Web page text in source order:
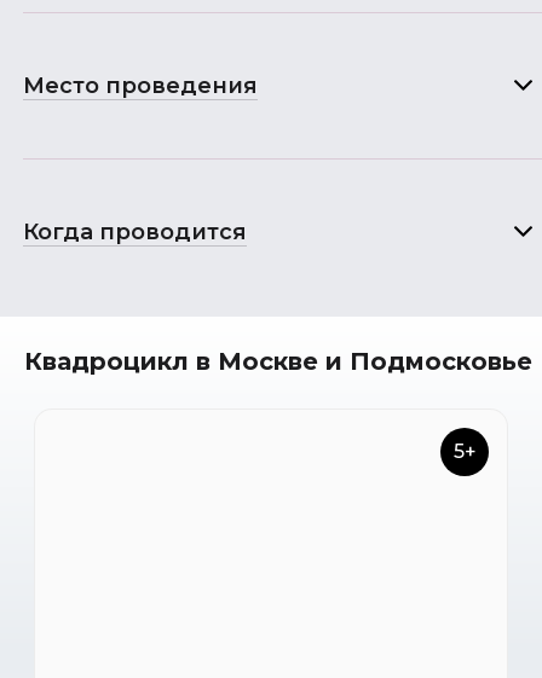
Место проведения
Когда проводится
Квадроцикл в Москве и Подмосковье
5+